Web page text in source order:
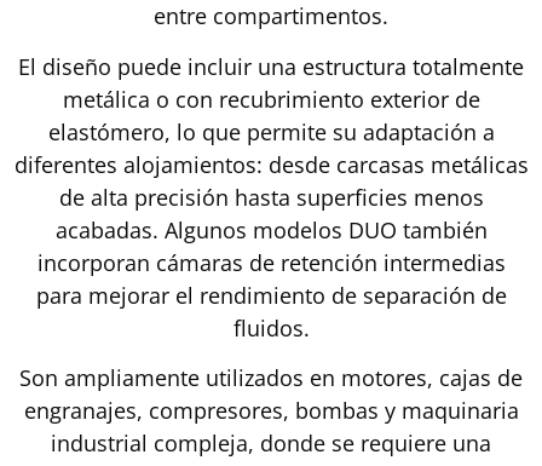
entre compartimentos.
El diseño puede incluir una estructura totalmente
metálica o con recubrimiento exterior de
elastómero, lo que permite su adaptación a
diferentes alojamientos: desde carcasas metálicas
de alta precisión hasta superficies menos
acabadas. Algunos modelos DUO también
incorporan cámaras de retención intermedias
para mejorar el rendimiento de separación de
fluidos.
Son ampliamente utilizados en motores, cajas de
engranajes, compresores, bombas y maquinaria
industrial compleja, donde se requiere una